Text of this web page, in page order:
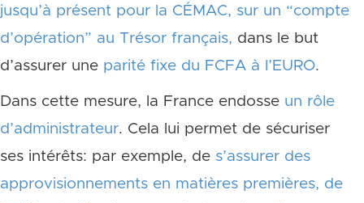
jusqu’à présent pour la CÉMAC, sur un “compte
d’opération” au Trésor français, dans le but
d’assurer une parité fixe du FCFA à l’EURO.
Dans cette mesure, la France endosse un rôle
d’administrateur. Cela lui permet de sécuriser
ses intérêts: par exemple, de s’assurer des
approvisionnements en matières premières, de